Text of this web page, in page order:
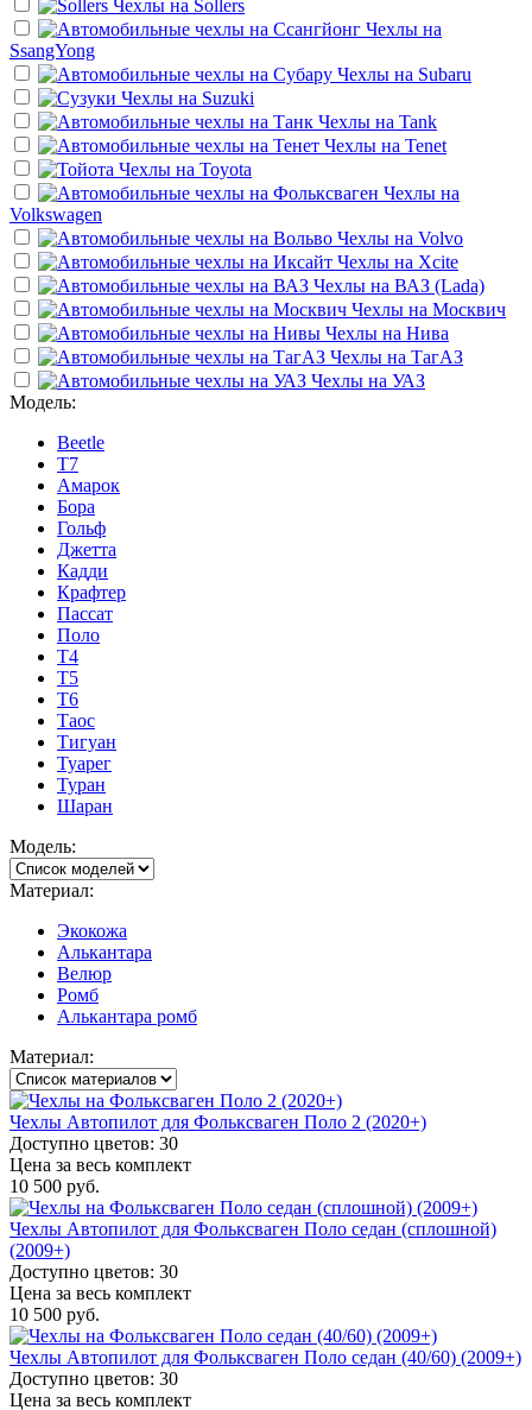
Чехлы на Sollers
Чехлы на
SsangYong
Чехлы на Subaru
Чехлы на Suzuki
Чехлы на Tank
Чехлы на Tenet
Чехлы на Toyota
Чехлы на
Volkswagen
Чехлы на Volvo
Чехлы на Xcite
Чехлы на ВАЗ (Lada)
Чехлы на Москвич
Чехлы на Нива
Чехлы на ТагАЗ
Чехлы на УАЗ
Модель:
Beetle
T7
Амарок
Бора
Гольф
Джетта
Кадди
Крафтер
Пассат
Поло
Т4
Т5
Т6
Таос
Тигуан
Туарег
Туран
Шаран
Модель:
Материал:
Экокожа
Алькантара
Велюр
Ромб
Алькантара ромб
Материал:
Чехлы Автопилот для Фольксваген Поло 2 (2020+)
Доступно цветов: 30
Цена за весь комплект
10 500 руб.
Чехлы Автопилот для Фольксваген Поло седан (сплошной)
(2009+)
Доступно цветов: 30
Цена за весь комплект
10 500 руб.
Чехлы Автопилот для Фольксваген Поло седан (40/60) (2009+)
Доступно цветов: 30
Цена за весь комплект